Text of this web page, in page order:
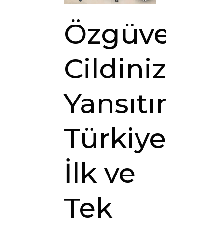
Cildinize
Yansıtın:
Türkiye’de
İlk ve
Tek